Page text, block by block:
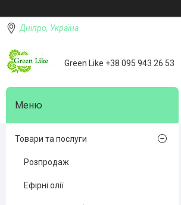
Дніпро, Україна
Green Like +38 095 943 26 53
Товари та послуги
Розпродаж
Ефірні олії